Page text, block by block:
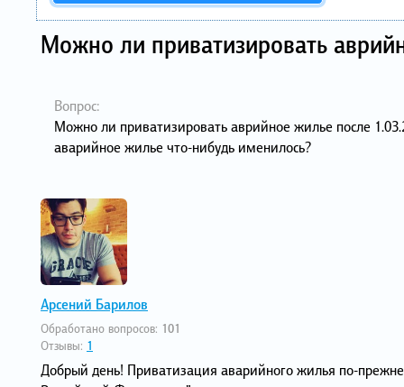
Можно ли приватизировать
Вопрос:
Можно ли приватизировать аврийное жилье после
аварийное жилье что-нибудь именилось?
Арсений Барилов
Обработано вопросов: 101
Отзывы: 1
Добрый день! Приватизация аварийного жилья по-